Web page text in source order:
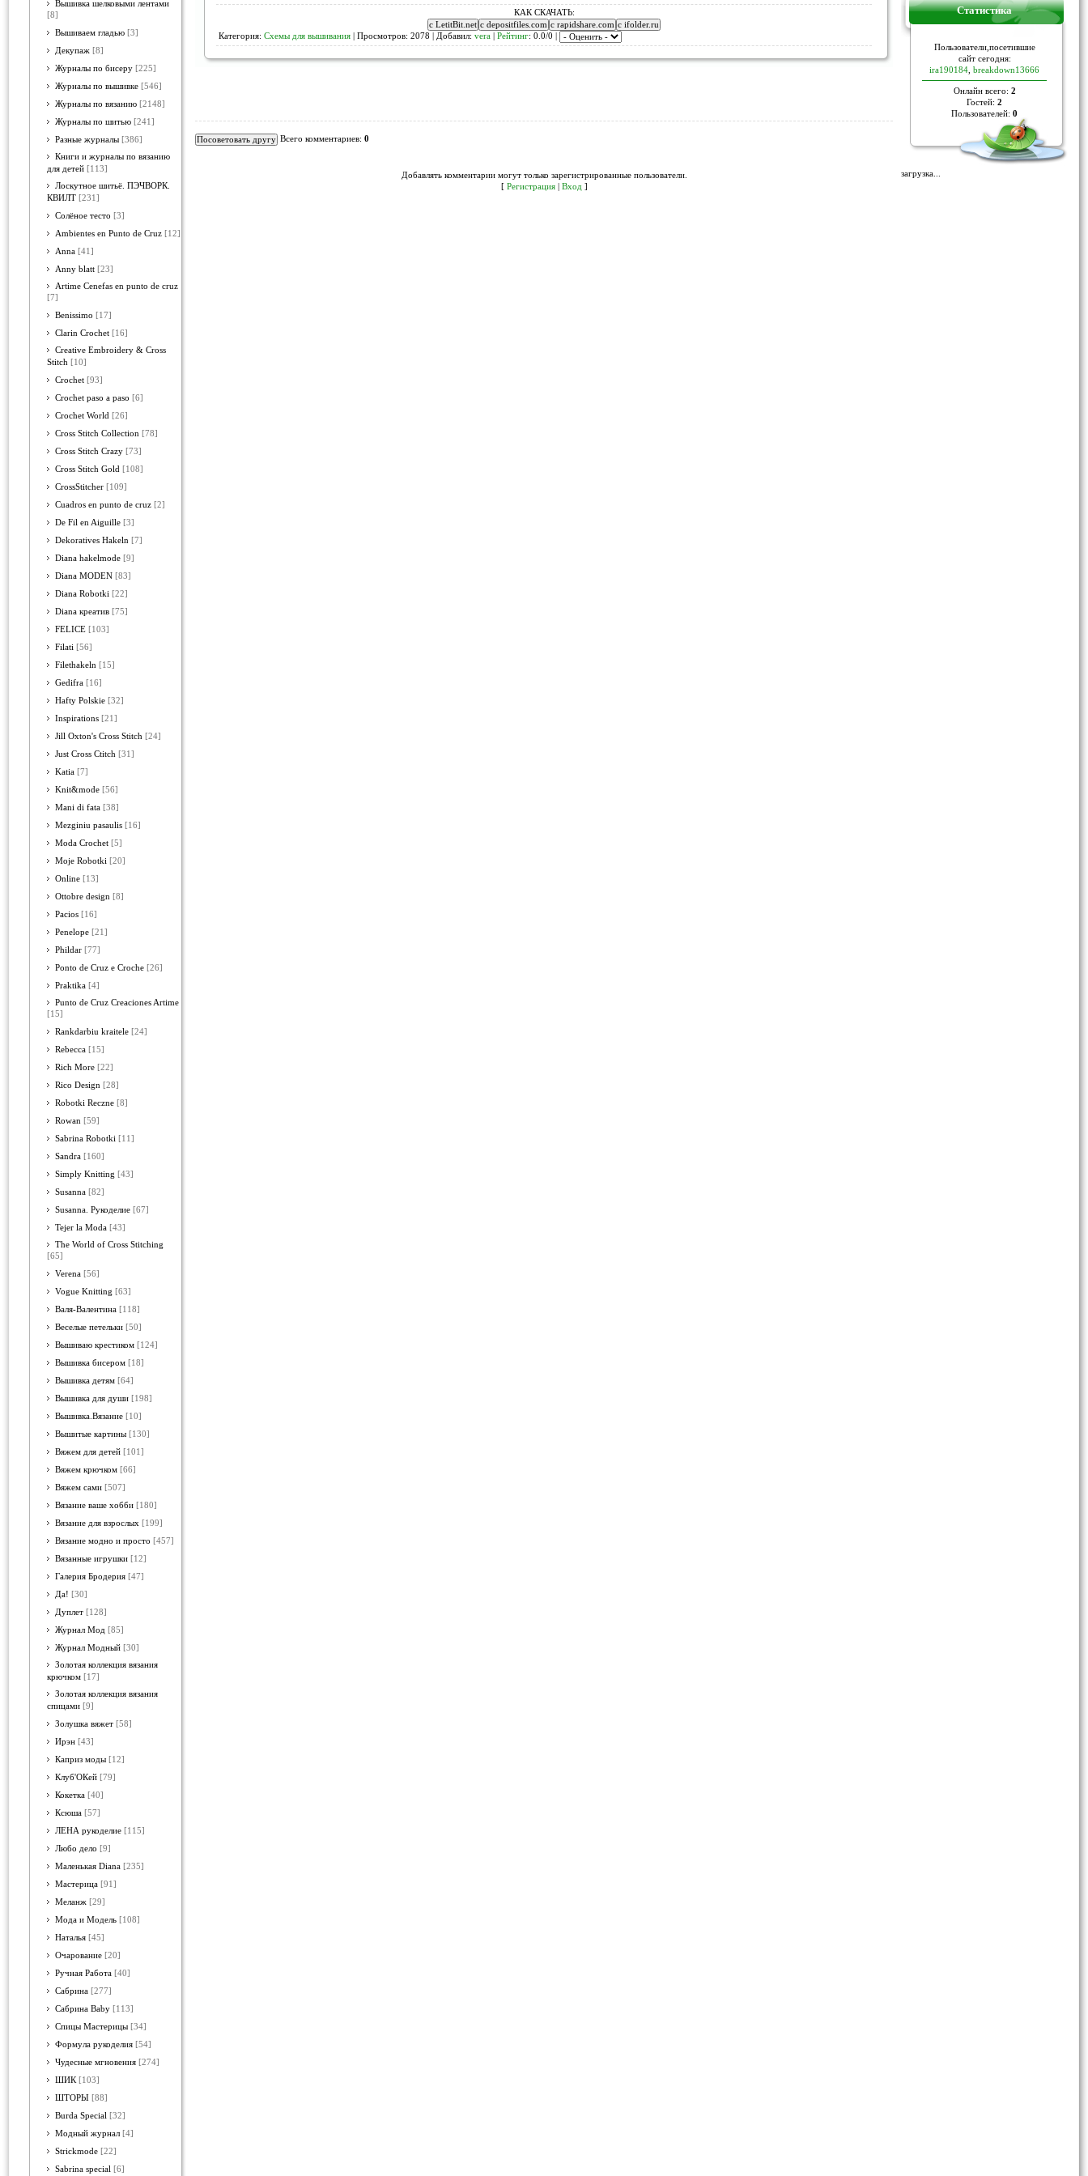
Вышивка шелковыми лентами
[8]
Вышиваем гладью [3]
Декупаж [8]
Журналы по бисеру [225]
Журналы по вышивке [546]
Журналы по вязанию [2148]
Журналы по шитью [241]
Разные журналы [386]
Книги и журналы по вязанию
для детей [113]
Лоскутное шитьё. ПЭЧВОРК.
КВИЛТ [231]
Солёное тесто [3]
Ambientes en Punto de Cruz [12]
Anna [41]
Anny blatt [23]
Artime Cenefas en punto de cruz
[7]
Benissimo [17]
Clarin Crochet [16]
Creative Embroidery & Cross
Stitch [10]
Crochet [93]
Crochet paso a paso [6]
Crochet World [26]
Cross Stitch Collection [78]
Cross Stitch Crazy [73]
Cross Stitch Gold [108]
CrossStitcher [109]
Cuadros en punto de cruz [2]
De Fil en Aiguille [3]
Dekoratives Hakeln [7]
Diana hakelmode [9]
Diana MODEN [83]
Diana Robotki [22]
Diana креатив [75]
FELICE [103]
Filati [56]
Filethakeln [15]
Gedifra [16]
Hafty Polskie [32]
Inspirations [21]
Jill Oxton's Cross Stitch [24]
Just Cross Ctitch [31]
Katia [7]
Knit&mode [56]
Mani di fata [38]
Mezginiu pasaulis [16]
Moda Crochet [5]
Moje Robotki [20]
Online [13]
Ottobre design [8]
Pacios [16]
Penelope [21]
Phildar [77]
Ponto de Cruz e Croche [26]
Praktika [4]
Punto de Cruz Creaciones Artime
[15]
Rankdarbiu kraitele [24]
Rebecca [15]
Rich More [22]
Rico Design [28]
Robotki Reczne [8]
Rowan [59]
Sabrina Robotki [11]
Sandra [160]
Simply Knitting [43]
Susanna [82]
Susanna. Рукоделие [67]
Tejer la Moda [43]
The World of Cross Stitching
[65]
Verena [56]
Vogue Knitting [63]
Валя-Валентина [118]
Веселые петельки [50]
Вышиваю крестиком [124]
Вышивка бисером [18]
Вышивка детям [64]
Вышивка для души [198]
Вышивка.Вязание [10]
Вышитые картины [130]
Вяжем для детей [101]
Вяжем крючком [66]
Вяжем сами [507]
Вязание ваше хобби [180]
Вязание для взрослых [199]
Вязание модно и просто [457]
Вязанные игрушки [12]
Галерия Бродерия [47]
Да! [30]
Дуплет [128]
Журнал Мод [85]
Журнал Модный [30]
Золотая коллекция вязания
крючком [17]
Золотая коллекция вязания
спицами [9]
Золушка вяжет [58]
Ирэн [43]
Каприз моды [12]
Клуб'ОКей [79]
Кокетка [40]
Ксюша [57]
ЛЕНА рукоделие [115]
Любо дело [9]
Маленькая Diana [235]
Мастерица [91]
Меланж [29]
Мода и Модель [108]
Наталья [45]
Очарование [20]
Ручная Работа [40]
Сабрина [277]
Сабрина Baby [113]
Спицы Мастерицы [34]
Формула рукоделия [54]
Чудесные мгновения [274]
ШИК [103]
ШТОРЫ [88]
Burda Special [32]
Модный журнал [4]
Strickmode [22]
Sabrina special [6]
КАК СКАЧАТЬ:
Категория: Схемы для вышивания | Просмотров: 2078 | Добавил: vera Рейтинг: 0.0/0 |
Всего комментариев: 0
Добавлять комментарии могут только зарегистрированные пользователи.
[ Регистрация| Вход ]
Статистика
Пoльзoвaтели,пoceтившие
caйт ceгoдня:
ira190184 breakdown13666
Онлайн всего: 2
Гостей: 2
Пользователей: 0
загрузка...